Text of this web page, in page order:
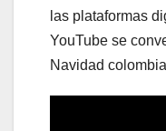
las plataformas
YouTube se
Navidad